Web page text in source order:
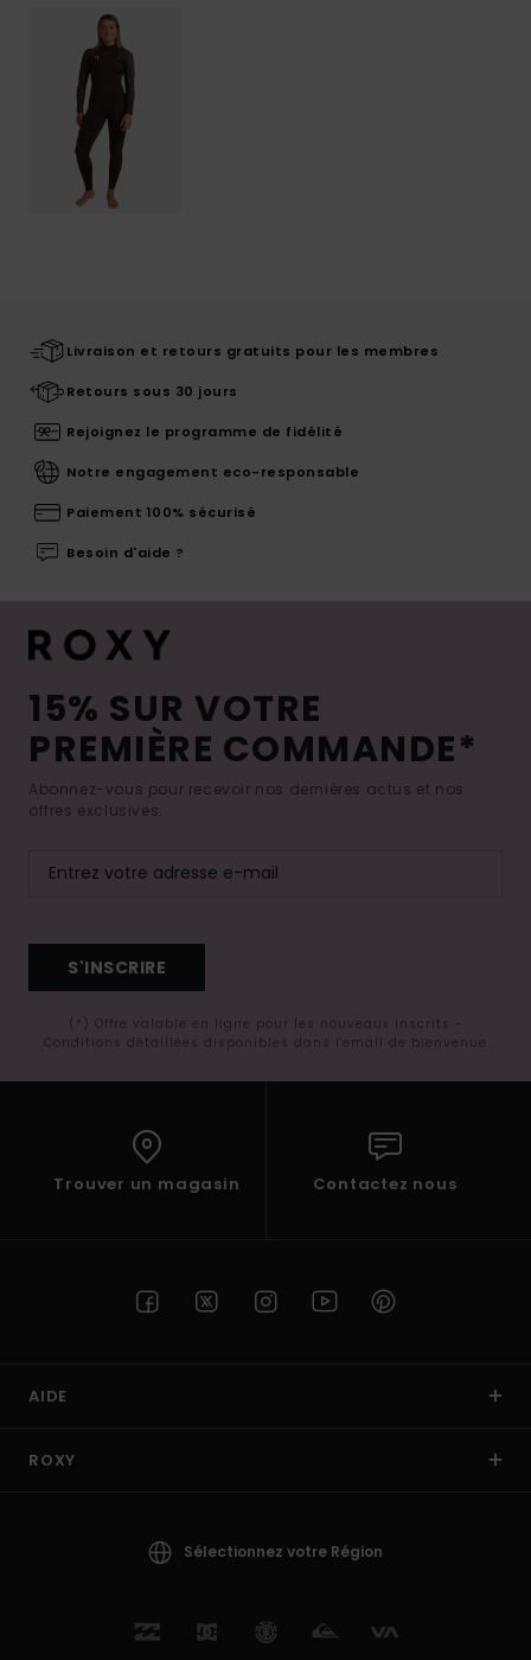
Livraison et retours gratuits pour les membres
Retours sous 30 jours
Rejoignez le programme de fidélité
Notre engagement eco-responsable
Paiement 100% sécurisé
Besoin d'aide ?
15% SUR VOTRE
PREMIÈRE COMMANDE*
Abonnez-vous pour recevoir nos dernières actus et nos
offres exclusives.
S'INSCRIRE
(*) Offre valable en ligne pour les nouveaux inscrits -
Conditions détaillées disponibles dans l'email de bienvenue
Trouver un magasin Contactez nous
AIDE
ROXY
Sélectionnez votre Région